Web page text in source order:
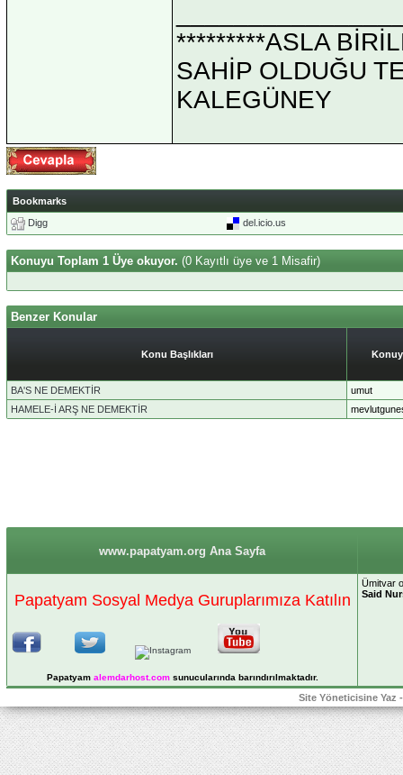
*********ASLA
SAHİP OLDUĞU
KALEGÜNEY
Bookmarks
Digg
del.icio.us
Konuyu Toplam 1 Üye okuyor. (0 Kayıtlı üye ve 1 Misafir)
Benzer Konular
Konu Başlıkları
BA'S NE DEMEKTİR
umut
HAMELE-İ ARŞ NE DEMEKTİR
www.papatyam.org Ana Sayfa
Papatyam Sosyal Medya Guruplarımıza Katılın
Papatyam alemdarhost.comsunucularında barındırılmaktadır.
Ümitvar
Said
Site Yöneticisine Yaz